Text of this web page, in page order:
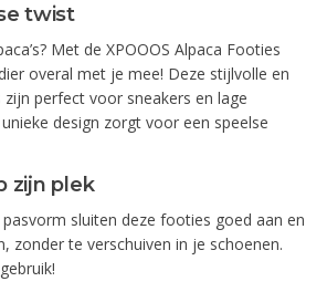
twist
Met de XPOOOS Alpaca Footies
overal met je mee! Deze stijlvolle en
perfect voor sneakers en lage
design zorgt voor een speelse
zijn plek
sluiten deze footies goed aan en
zonder te verschuiven in je schoenen.